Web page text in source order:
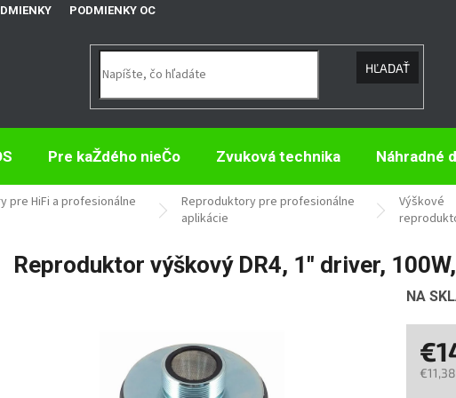
PODMIENKY OCHRANY OSOBNÝCH ÚDAJOV
HĽADAŤ
Pre kaŽdého nieČo Zvuková technika Náhradné
pre HiFi a profesionálne
Reproduktory pre profesionálne
aplikácie
Výškové
Reproduktor výškový DR4, 1" driver,
NA